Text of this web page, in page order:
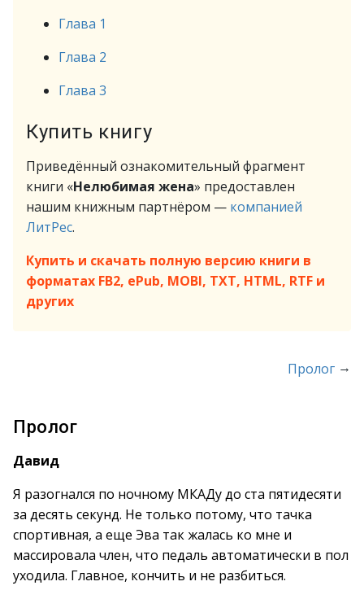
Глава 1
Глава 2
Глава 3
Купить книгу
Приведённый ознакомительный фрагмент
книги «Нелюбимая жена» предоставлен
нашим книжным партнёром — компанией
ЛитРес.
Купить и скачать полную версию книги в
форматах FB2, ePub, MOBI, TXT, HTML, RTF и
других
Пролог →
Пролог
Давид
Я разогнался по ночному МКАДу до ста пятидесяти
за десять секунд. Не только потому, что тачка
спортивная, а еще Эва так жалась ко мне и
массировала член, что педаль автоматически в пол
уходила. Главное, кончить и не разбиться.